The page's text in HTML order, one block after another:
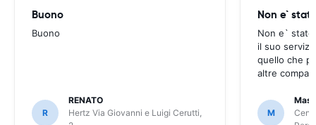
Buono
Buono
R
RENATO
Hertz Via Giovanni e Luigi Cerutti,
Non e`
Non e` stato
il suo
quello che
altre
M